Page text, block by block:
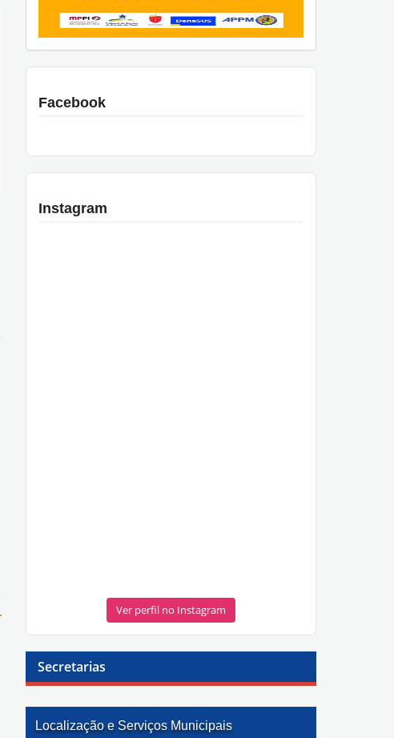
Facebook
Instagram
Ver perfil no Instagram
Secretarias
Localização e Serviços Municipais